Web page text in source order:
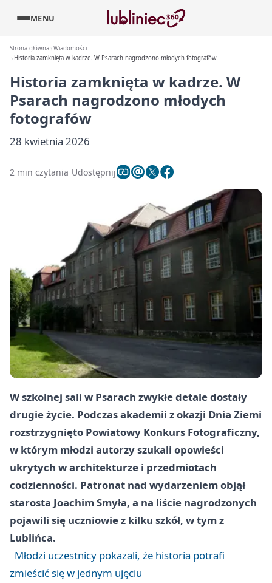
MENU
Strona główna Wiadomości
Historia zamknięta w kadrze. W Psarach nagrodzono młodych fotografów
Historia zamknięta w kadrze. W
Psarach nagrodzono młodych
fotografów
28 kwietnia 2026
2 min czytania Udostępnij
W szkolnej sali w Psarach zwykłe detale dostały
drugie życie. Podczas akademii z okazji Dnia Ziemi
rozstrzygnięto Powiatowy Konkurs Fotograficzny,
w którym młodzi autorzy szukali opowieści
ukrytych w architekturze i przedmiotach
codzienności. Patronat nad wydarzeniem objął
starosta Joachim Smyła, a na liście nagrodzonych
pojawili się uczniowie z kilku szkół, w tym z
Lublińca.
Młodzi uczestnicy pokazali, że historia potrafi
zmieścić się w jednym ujęciu